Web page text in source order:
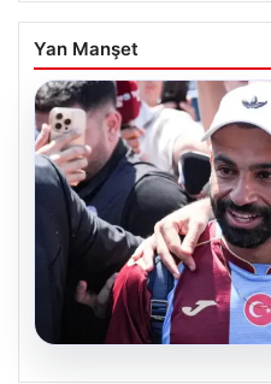
Yan Manşet
05.08.2026